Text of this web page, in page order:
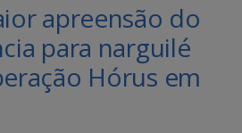
apreensão do
para narguilé
Hórus em